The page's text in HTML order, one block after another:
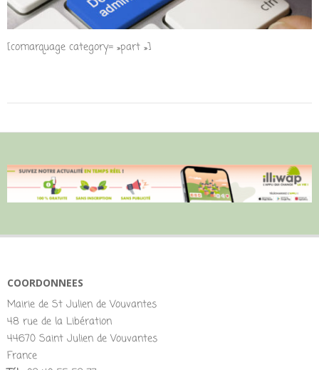
[comarquage category= »part »]
COORDONNEES
Mairie de St Julien de Vouvantes
48 rue de la Libération
44670 Saint Julien de Vouvantes
France